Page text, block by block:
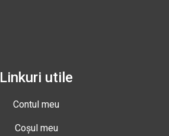
Linkuri utile
Contul meu
Coșul meu